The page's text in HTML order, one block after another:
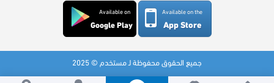
Available on the
App Store
Available on
Google Play
جميع الحقوق محفوظة لـ مستخدم © 2025